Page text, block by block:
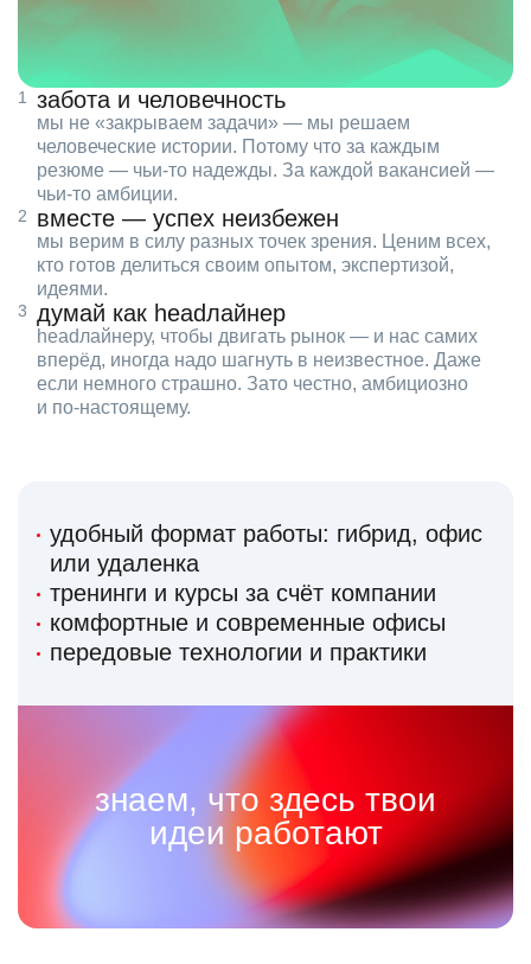
забота и человечность
мы не «закрываем задачи» — мы решаем
человеческие истории. Потому что за каждым
резюме — чьи‑то надежды. За каждой вакансией —
чьи‑то амбиции.
вместе — успех неизбежен
мы верим в силу разных точек зрения. Ценим всех,
кто готов делиться своим опытом, экспертизой,
идеями.
думай как headлайнер
headлайнеру, чтобы двигать рынок — и нас самих
вперёд, иногда надо шагнуть в неизвестное. Даже
если немного страшно. Зато честно, амбициозно
и по‑настоящему.
удобный формат работы: гибрид, офис
или удаленка
тренинги и курсы за счёт компании
комфортные и современные офисы
передовые технологии и практики
знаем, что здесь твои
идеи работают